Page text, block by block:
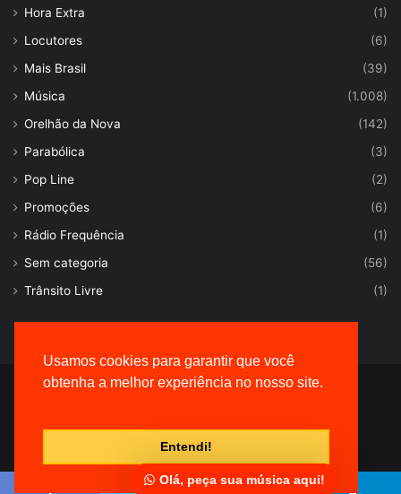
Usamos cookies para garantir que você
obtenha a melhor experiência no nosso site.
Entendi!
Olá, peça sua música aqui!
Hora Extra
(1)
Locutores
(6)
Mais Brasil
(39)
Música
(1.008)
Orelhão da Nova
(142)
Parabólica
(3)
Pop Line
(2)
Promoções
(6)
Rádio Frequência
(1)
Sem categoria
(56)
Trânsito Livre
(1)